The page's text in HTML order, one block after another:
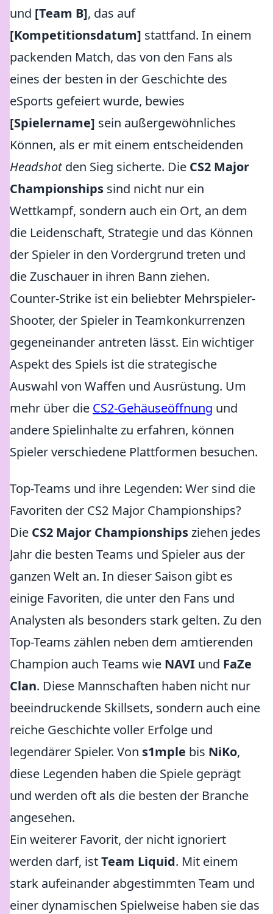
und [Team B], das auf
[Kompetitionsdatum] stattfand. In einem
packenden Match, das von den Fans als
eines der besten in der Geschichte des
eSports gefeiert wurde, bewies
[Spielername] sein außergewöhnliches
Können, als er mit einem entscheidenden
Headshotden Sieg sicherte. Die CS2 Major
Championships sind nicht nur ein
Wettkampf, sondern auch ein Ort, an dem
die Leidenschaft, Strategie und das Können
der Spieler in den Vordergrund treten und
die Zuschauer in ihren Bann ziehen.
Counter-Strike ist ein beliebter Mehrspieler-
Shooter, der Spieler in Teamkonkurrenzen
gegeneinander antreten lässt. Ein wichtiger
Aspekt des Spiels ist die strategische
Auswahl von Waffen und Ausrüstung. Um
mehr über die CS2-Gehäuseöffnung und
andere Spielinhalte zu erfahren, können
Spieler verschiedene Plattformen besuchen.
Top-Teams und ihre Legenden: Wer sind die
Favoriten der CS2 Major Championships?
Die CS2 Major Championshipsziehen jedes
Jahr die besten Teams und Spieler aus der
ganzen Welt an. In dieser Saison gibt es
einige Favoriten, die unter den Fans und
Analysten als besonders stark gelten. Zu den
Top-Teams zählen neben dem amtierenden
Champion auch Teams wie NAVI und FaZe
Clan. Diese Mannschaften haben nicht nur
beeindruckende Skillsets, sondern auch eine
reiche Geschichte voller Erfolge und
legendärer Spieler. Von s1mple bis NiKo,
diese Legenden haben die Spiele geprägt
und werden oft als die besten der Branche
angesehen.
Ein weiterer Favorit, der nicht ignoriert
werden darf, istTeam Liquid. Mit einem
stark aufeinander abgestimmten Team und
einer dynamischen Spielweise haben sie das